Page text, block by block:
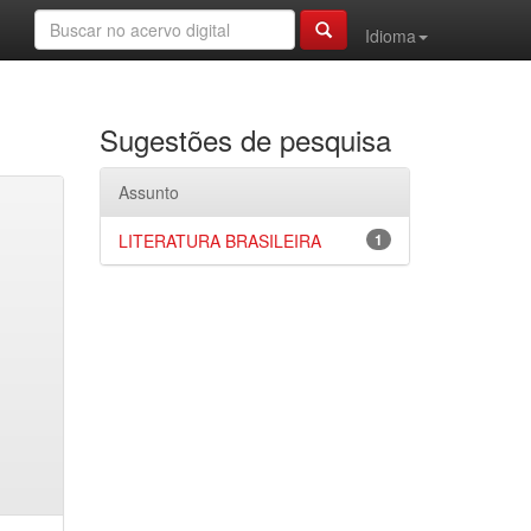
Idioma
Sugestões de pesquisa
Assunto
1
LITERATURA BRASILEIRA